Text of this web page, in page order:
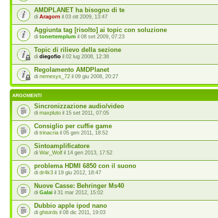
AMDPLANET ha bisogno di te
di Aragorn il 03 ott 2009, 13:47
Aggiunta tag [risolto] ai topic con soluzione
di tonertemplum il 08 set 2009, 07:23
Topic di rilievo della sezione
di diegofio il 02 lug 2008, 12:38
Regolamento AMDPlanet
di nemesys_72 il 09 giu 2008, 20:27
ARGOMENTI
Sincronizzazione audio/video
di maxpluto il 15 set 2011, 07:05
Consiglio per cuffie game
di trinacria il 05 gen 2011, 18:52
Sintoamplificatore
di War_Wolf il 14 gen 2013, 17:52
problema HDMI 6850 con il suono
di dr4k3 il 19 giu 2012, 18:47
Nuove Casse: Behringer Ms40
di Galai il 31 mar 2012, 15:02
Dubbio apple ipod nano
di ghisirds il 08 dic 2011, 19:03